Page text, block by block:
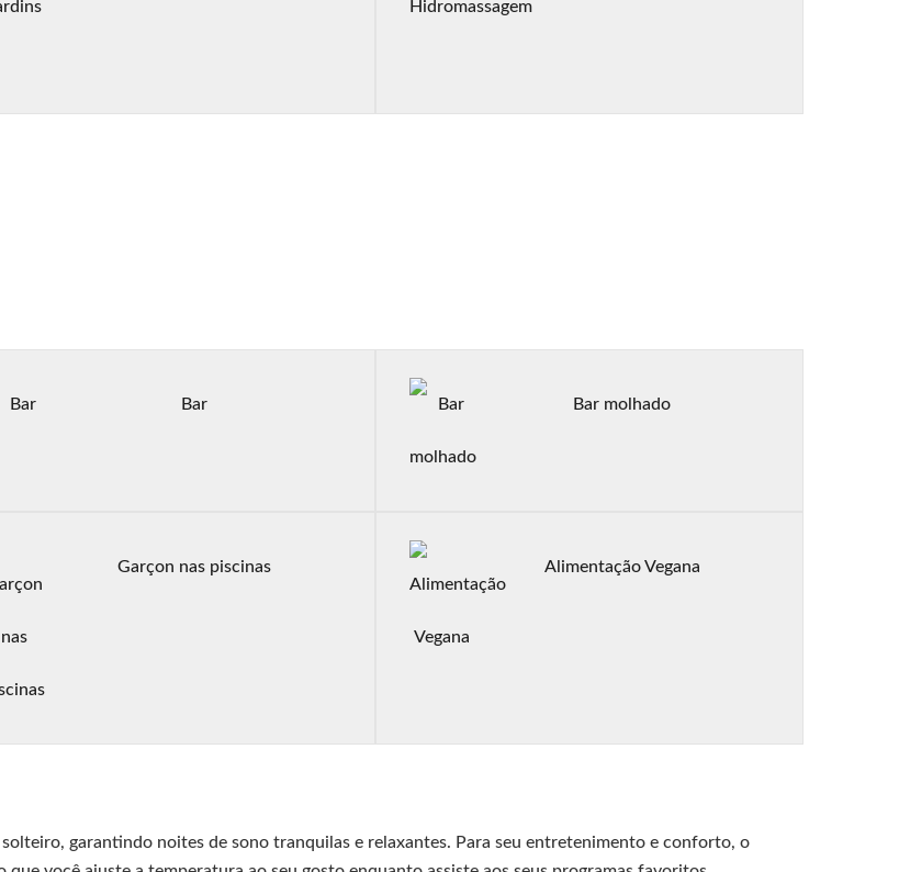
Bar Bar molhado
Garçon nas piscinas Alimentação Vegana
garantindo noites de sono tranquilas e relaxantes. Para seu entretenimento e conforto, o